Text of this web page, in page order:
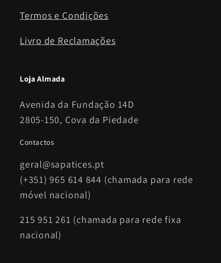
Termos e Condições
Livro de Reclamações
Loja Almada
Avenida da Fundação 14D
2805-150, Cova da Piedade
Contactos
geral@sapatices.pt
(+351) 965 614 844 (chamada para rede
móvel nacional)
215 951 261 (chamada para rede fixa
nacional)